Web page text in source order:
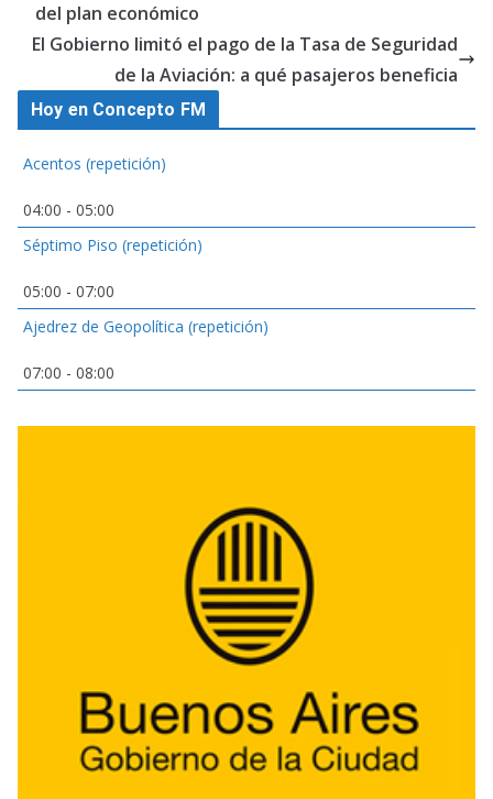
del plan económico
El Gobierno limitó el pago de la Tasa de Seguridad
de la Aviación: a qué pasajeros beneficia
Hoy en Concepto FM
Acentos (repetición)
04:00 - 05:00
Séptimo Piso (repetición)
05:00 - 07:00
Ajedrez de Geopolítica (repetición)
07:00 - 08:00